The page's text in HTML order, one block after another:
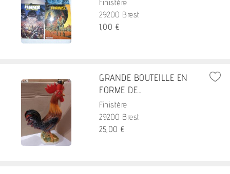
Finistère
29200 Brest
1,00 €
GRANDE BOUTEILLE EN
FORME DE...
Finistère
29200 Brest
25,00 €